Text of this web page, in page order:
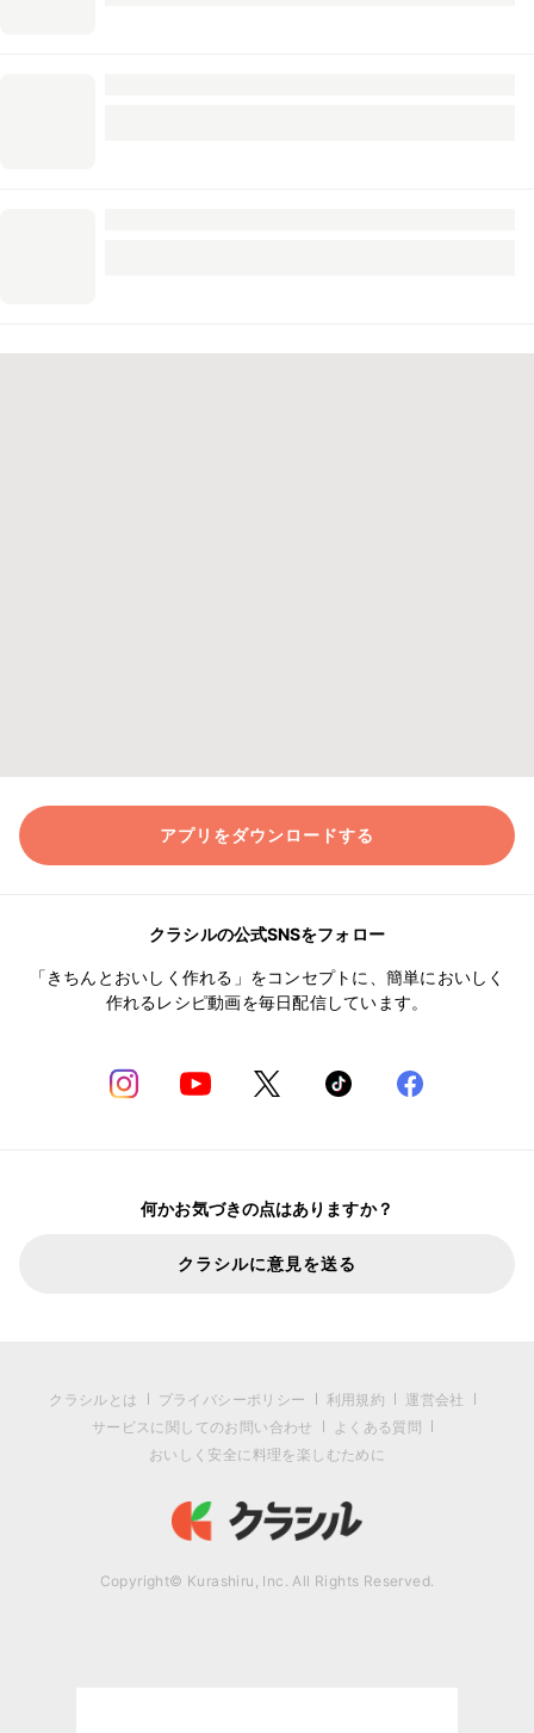
アプリをダウンロードする
クラシルの公式SNSをフォロー
「きちんとおいしく作れる」をコンセプトに、簡単においしく
作れるレシピ動画を毎日配信しています。
何かお気づきの点はありますか？
クラシルに意見を送る
クラシルとは プライバシーポリシー 利用規約
運営会社
サービスに関してのお問い合わせ
よくある質問
おいしく安全に料理を楽しむために
Copyright© Kurashiru, Inc. All Rights Reserved.